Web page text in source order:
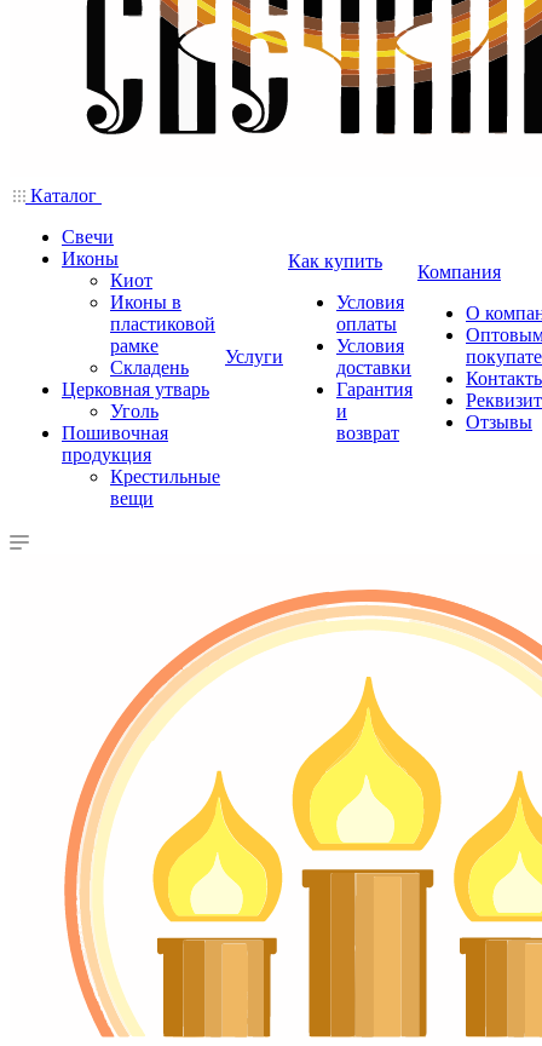
Каталог
Свечи
Иконы
Киот
Иконы в
пластиковой
рамке
Складень
Церковная утварь
Уголь
Пошивочная
продукция
Крестильные
вещи
Услуги
Как купить
Условия
оплаты
Условия
доставки
Гарантия
и
возврат
Компания
О
Отзывы